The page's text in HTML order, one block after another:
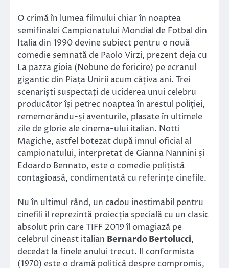
O crimă în lumea filmului chiar în noaptea
semifinalei Campionatului Mondial de Fotbal din
Italia din 1990 devine subiect pentru o nouă
comedie semnată de Paolo Virzi, prezent deja cu
La pazza gioia (Nebune de fericire) pe ecranul
gigantic din Piața Unirii acum câțiva ani. Trei
scenariști suspectați de uciderea unui celebru
producător își petrec noaptea în arestul poliției,
rememorându-și aventurile, plasate în ultimele
zile de glorie ale cinema-ului italian. Notti
Magiche, astfel botezat după imnul oficial al
campionatului, interpretat de Gianna Nannini și
Edoardo Bennato, este o comedie polițistă
contagioasă, condimentată cu referințe cinefile.
Nu în ultimul rând, un cadou inestimabil pentru
cinefili îl reprezintă proiecția specială cu un clasic
absolut prin care TIFF 2019 îl omagiază pe
celebrul cineast italian Bernardo Bertolucci,
decedat la finele anului trecut. Il conformista
(1970) este o dramă politică despre compromis,